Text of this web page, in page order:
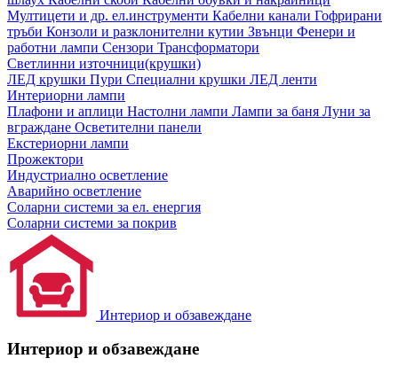
Мултицети и др. ел.инструменти Кабелни канали Гофрирани
тръби Конзоли и разклонителни кутии Звънци Фенери и
работни лампи Сензори Трансформатори
Светлинни източници(крушки)
ЛЕД крушки Пури Специални крушки ЛЕД ленти
Интериорни лампи
Плафони и аплици Настолни лампи Лампи за баня Луни за
вграждане Осветителни панели
Екстериорни лампи
Прожектори
Индустриално осветление
Аварийно осветление
Соларни системи за ел. енергия
Соларни системи за покрив
Интериор и обзавеждане
Интериор и обзавеждане